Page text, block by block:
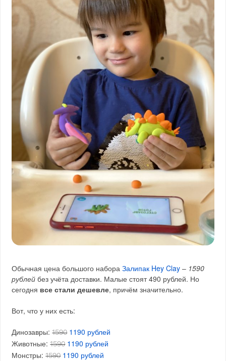
Обычная цена большого набораЗалипак Hey Clay – 1590
рублей без учёта доставки. Малые стоят 490 рублей. Но
сегодня все стали дешевле, причём значительно.
Вот, что у них есть:
Динозавры:1590 1190 рублей
Животные:1590 1190 рублей
Монстры:1590 1190 рублей